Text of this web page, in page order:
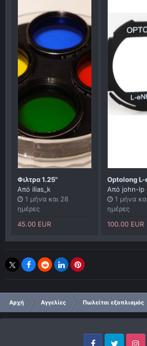
Φιλτρα 1.25"
Από ilias_k
1 μήνα και 28
ημέρες
45.00 EUR
Από john-lp
1 μήνα
ημέρες
100.00 EUR
Αρχή Αγγελίες Πωλείται εξοπλισμός